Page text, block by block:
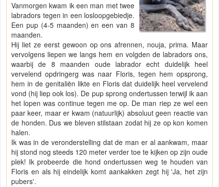
Vanmorgen kwam ik een man met twee
labradors tegen in een losloopgebiedje.
Een pup (4-5 maanden) en een van 8
maanden.
Hij liet ze eerst gewoon op ons afrennen, nouja, prima. Maar
vervolgens liepen we langs hem en volgden de labradors ons,
waarbij de 8 maanden oude labrador echt duidelijk heel
vervelend opdringerg was naar Floris, tegen hem opsprong,
hem in de genitaliën likte en Floris dat duidelijk heel vervelend
vond (hij liep ook los). De pup sprong ondertussen terwijl ik aan
het lopen was continue tegen me op. De man riep ze wel een
paar keer, maar er kwam (natuurlijk) absoluut geen reactie van
de honden. Dus we bleven stilstaan zodat hij ze op kon komen
halen.
Ik was in de veronderstelling dat de man er al aankwam, maar
hij stond nog steeds 120 meter verder toe te kijken op zijn oude
plek! Ik probeerde die hond ondertussen weg te houden van
Floris en als hij eindelijk komt aankakken zegt hij 'Ja, het zijn
pubers'.